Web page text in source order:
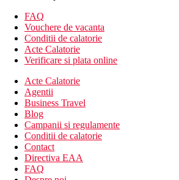
situat in cladirea principala
Camera de familie cu vedere la
situat in cladirea principala
Camera de familie - 2 dormitoare
Suita cu vedere la piscina - 2
direct la piscina
Descrierea hotelului
hol de intrare cu receptie
restaurantul principal
2 restaurante a la carte (mexican,
baruri
FAQ
Vouchere de vacanta
Conditii de calatorie
Acte Calatorie
Verificare si plata online
Acte Calatorie
Agentii
Business Travel
Blog
Campanii si regulamente
Conditii de calatorie
Contact
Directiva EAA
FAQ